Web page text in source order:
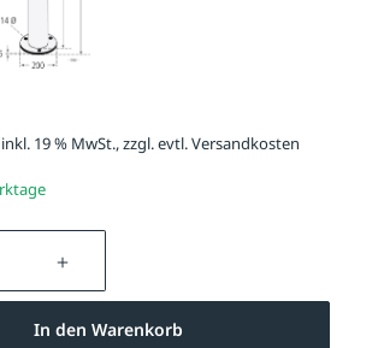
19 % MwSt., zzgl. evtl.Versandkosten
Gib den
In den Warenkorb